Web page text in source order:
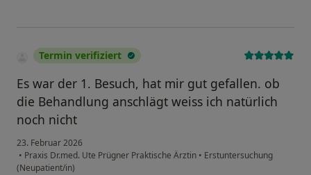
Termin verifiziert
Es war der 1. Besuch, hat mir gut gefallen. ob
die Behandlung anschlägt weiss ich natürlich
noch nicht
23. Februar 2026
• Praxis Dr.med. Ute Prügner Praktische Ärztin • Erstuntersuchung
(Neupatient/in)